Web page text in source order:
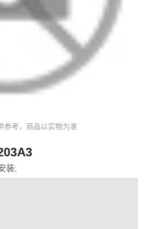
参考，商品以实物为准
装;